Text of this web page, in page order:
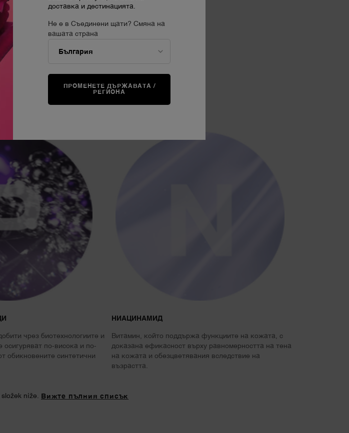
пептиди открити от нас и силата на ниацинамида.
чрез биотехнологиите и
осигуряват по-висока и по-
обикновените синтетични
НИАЦИНАМИД
Витамин, който поддържа функциите на кожата, с
доказана ефикасност върху равномерността на тена
на кожата и обезцветявания вследствие на
възрастта.
níže. Вижте пълния списък
доставка и дестинацията.
Не е в Съединени щати? Смяна на
вашата страна
ПРОМЕНЕТЕ ДЪРЖАВАТА /
РЕГИОНА